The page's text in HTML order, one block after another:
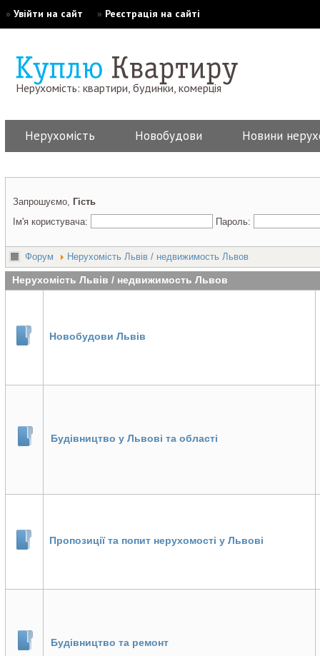
» Увійти на сайт » Реєстрація на сайті
Нерухомість: квартири, будинки, комерція
Нерухомість Новобудови Новини
Запрошуємо, Гість
Ім'я користувача:
Пароль:
Форум Нерухомість Львів / недвижимость Львов
Нерухомість Львів / недвижимость Львов
Новобудови Львів
Будівництво у Львові та області
Пропозиції та попит нерухомості у Львові
Будівництво та ремонт